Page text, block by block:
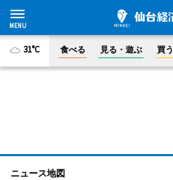
31°C 食べる 見る・遊ぶ 買う
ニュース地図